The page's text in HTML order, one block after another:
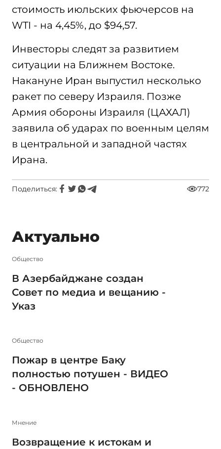
стоимость июльских фьючерсов на
WTI - на 4,45%, до $94,57.
Инвесторы следят за развитием
ситуации на Ближнем Востоке.
Накануне Иран выпустил несколько
ракет по северу Израиля. Позже
Армия обороны Израиля (ЦАХАЛ)
заявила об ударах по военным целям
в центральной и западной частях
Ирана.
Поделиться: 772
Актуально
Общество
В Азербайджане создан
Совет по медиа и вещанию -
Указ
Общество
Пожар в центре Баку
полностью потушен - ВИДЕО
- ОБНОВЛЕНО
Мнение
Возвращение к истокам и